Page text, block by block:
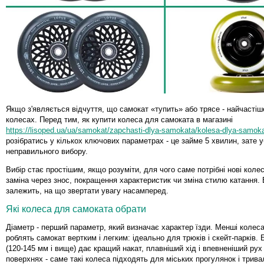
Якщо з'являється відчуття, що самокат «тупить» або трясе -
колесах. Перед тим, як купити колеса для самоката в магазині
https://lisoped.ua/ua/samokat/zapchasti-dlya-samokata/kolesa-dlya-
розібратись у кількох ключових параметрах - це займе 5 хвилин, зате
неправильного вибору.
Вибір стає простішим, якщо розуміти, для чого саме потрібні нові
заміна через знос, покращення характеристик чи зміна стилю катання.
залежить, на що звертати увагу насамперед.
Які колеса для самоката обрати
Діаметр - перший параметр, який визначає характер їзди. Менші
роблять самокат вертким і легким: ідеально для трюків і скейт-парків.
(120-145 мм і вище) дає кращий накат, плавніший хід і впевненіший рух
поверхнях - саме такі колеса підходять для міських прогулянок і